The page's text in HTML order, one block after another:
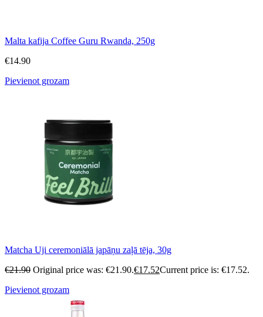
Malta kafija Coffee Guru Rwanda, 250g
€14.90
Pievienot grozam
Matcha Uji ceremoniālā japāņu zaļā tēja, 30g
€21.90 Original price was: €21.90.€17.52Current price is: €17.52.
Pievienot grozam